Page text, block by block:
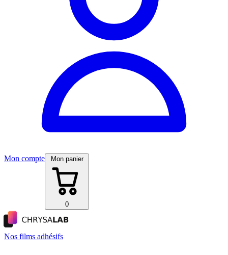
Mon compte Mon panier
0
Nos films adhésifs